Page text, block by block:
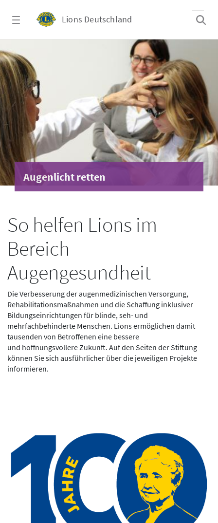
Lions Deutschland
Augenlicht retten
So helfen Lions im
Bereich
Augengesundheit
Die Verbesserung der augenmedizinischen Versorgung,
Rehabilitationsmaßnahmen und die Schaffung inklusiver
Bildungseinrichtungen für blinde, seh- und
mehrfachbehinderte Menschen. Lions ermöglichen damit
tausenden von Betroffenen eine bessere
und hoffnungsvollere Zukunft. Auf den Seiten der Stiftung
können Sie sich ausführlicher über die jeweiligen Projekte
informieren.